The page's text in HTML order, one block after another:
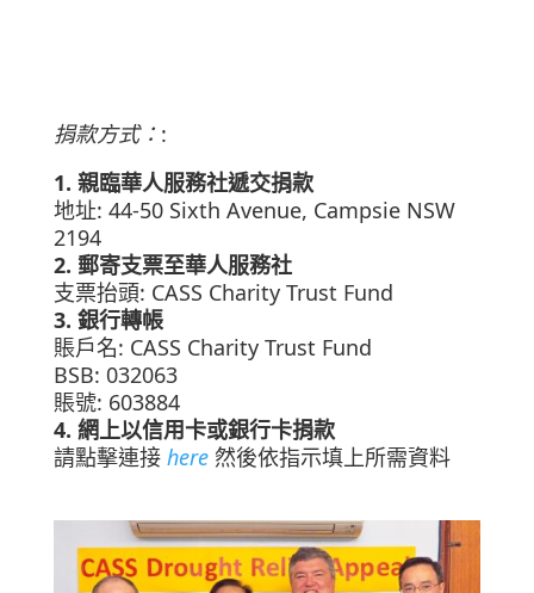
捐款方式： :
1. 親臨華人服務社遞交捐款
地址: 44-50 Sixth Avenue, Campsie NSW
2194
2. 郵寄支票至華人服務社
支票抬頭: CASS Charity Trust Fund
3. 銀行轉帳
賬戶名: CASS Charity Trust Fund
BSB: 032063
賬號: 603884
4. 網上以信用卡或銀行卡捐款
請點擊連接 here然後依指示填上所需資料